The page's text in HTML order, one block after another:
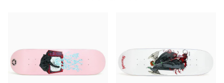
8.1inch
8.2inch
60mm
ソフトウィール（クルーザー）
足回りセット（トラック・ウィールセット）
26cm 7分袖シャツ・ラグラン